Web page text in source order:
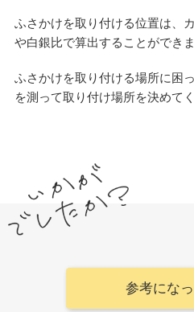
ふさかけを取り付ける位置は、
や白銀比で算出することができま
ふさかけを取り付ける場所に困
を測って取り付け場所を決めて
参考になっ